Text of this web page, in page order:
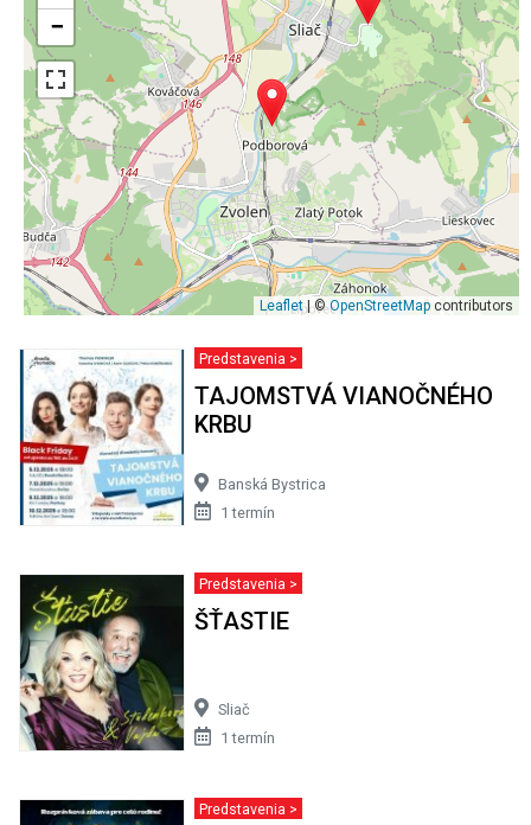
−
Leaflet| ©OpenStreetMapcontributors
Predstavenia >
TAJOMSTVÁ VIANOČNÉHO
KRBU
Banská Bystrica
1 termín
Predstavenia >
ŠŤASTIE
Sliač
1 termín
Predstavenia >